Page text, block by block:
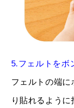
5.フェルトをボ
フェルトの端
り貼れるように